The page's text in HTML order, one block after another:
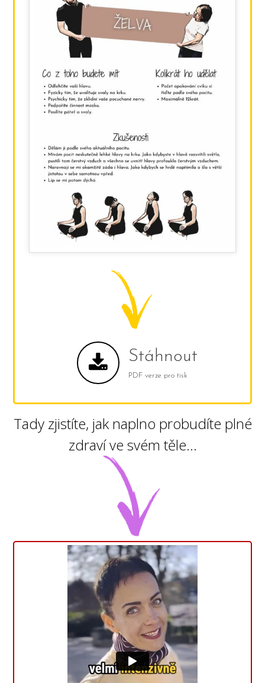
Stáhnout
PDF verze pro tisk
Tady zjistíte, jak naplno probudíte plné
zdraví ve svém těle...